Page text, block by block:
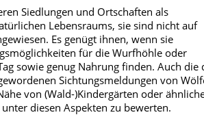
Siedlungen und Ortschaften als
Lebensraums, sie sind nicht auf
Es genügt ihnen, wenn sie
für die Wurfhöhle oder
sowie genug Nahrung finden. Auch die
Sichtungsmeldungen von
von (Wald-)Kindergärten oder
diesen Aspekten zu bewerten.